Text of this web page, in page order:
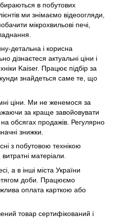
в побутових
ми знімаємо відеоогляди,
мікрохвильові печі,
детальна і корисна
дізнаєтеся актуальні ціни і
Kaiser. Працює підбір за
знайдеться саме те, що
ціни. Ми не женемося за
за краще завойовувати
на обсягах продажів. Регулярно
знижки.
з побутовою технікою
матеріали.
а в інші міста України
доби. Працюємо
оплата карткою або
товар сертифікований і